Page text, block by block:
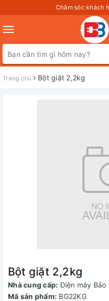
Chăm sóc khách
Toggle
navigation
Trang chủ Bột giặt 2,2kg
Bột giặt 2,2kg
Nhà cung cấp: Điện máy Bảo
Mã sản phẩm: BG22KG